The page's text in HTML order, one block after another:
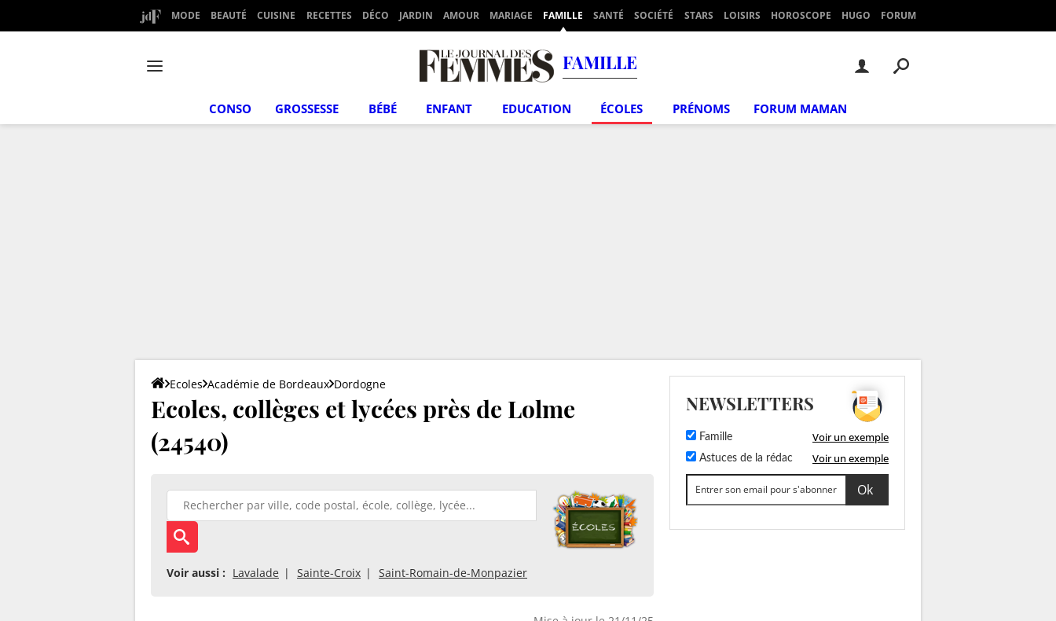
MODE BEAUTÉ CUISINE RECETTES DÉCO JARDIN AMOUR MARIAGE FAMILLE SANTÉ SOCIÉTÉ STARS LOISIRS HOROSCOPE HUGO FORUM
FAMILLE
CONSO GROSSESSE BÉBÉ ENFANT EDUCATION ÉCOLES PRÉNOMS FORUM MAMAN
Ecoles Académie de Bordeaux Dordogne
Ecoles, collèges et lycées près de Lolme
(24540)
Voir aussi : Lavalade Sainte-Croix Saint-Romain-de-Monpazier
NEWSLETTERS
Famille Voir un exemple
Astuces de la rédac Voir un exemple